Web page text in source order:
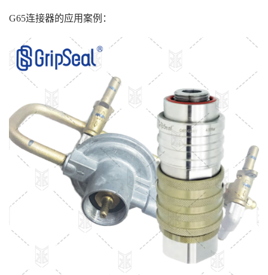
G65连接器的应用案例：